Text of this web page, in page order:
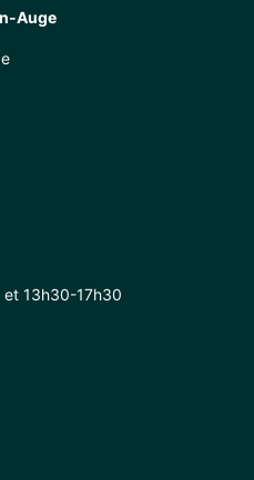
Auge
13h30-17h30